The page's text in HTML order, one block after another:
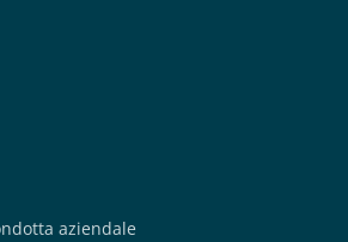
aziendale